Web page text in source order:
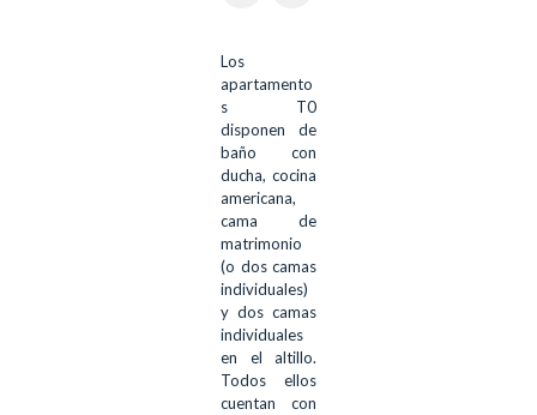
Los
apartamento
s T0
disponen de
baño con
ducha, cocina
americana,
cama de
matrimonio
(o dos camas
individuales)
y dos camas
individuales
en el altillo.
Todos ellos
cuentan con